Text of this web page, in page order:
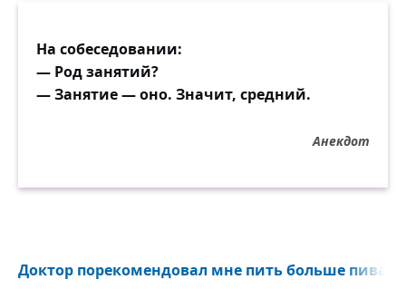
На собеседовании:
— Род занятий?
— Занятие — оно. Значит, средний.
Анекдот
Доктор порекомендовал мне пить больше пива и